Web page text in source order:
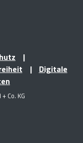
Digitale
Co. KG